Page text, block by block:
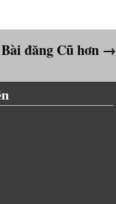
Bài đăng Cũ hơn →